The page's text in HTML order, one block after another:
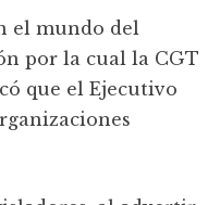
el mundo del
por la cual la CGT
que el Ejecutivo